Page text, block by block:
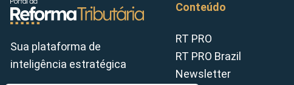
Sua plataforma de
inteligência estratégica
Conteúdo
RT PRO
RT PRO Brazil
Newsletter